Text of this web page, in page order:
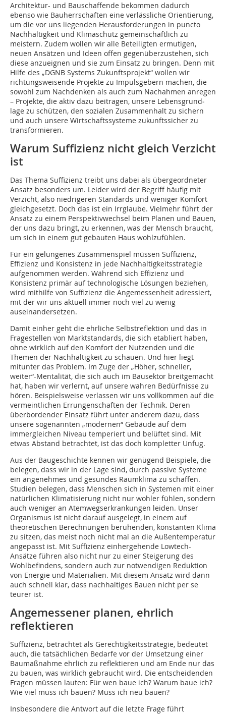
Architektur- und Bauschaffende bekommen dadurch
ebenso wie Bauherrschaften eine ver­lässliche ­Orientierung,
um die vor uns liegenden ­Herausforderungen in puncto
Nachhaltigkeit und Klimaschutz gemeinschaftlich zu
meistern. Zudem wollen wir alle Beteiligten ermutigen,
neuen Ansätzen und Ideen offen gegenüberzustehen, sich
diese anzueignen und sie zum Einsatz zu bringen. Denn mit
Hilfe des „DGNB Systems Zukunftsprojekt“ wollen wir
richtungsweisende Projekte zu Impulsgebern machen, die
sowohl zum Nachdenken als auch zum Nachahmen anregen
– Projekte, die aktiv dazu beitragen, unsere Lebensgrund­
lage zu schützen, den sozialen Zusammenhalt zu sichern
und auch unsere Wirtschaftssysteme zukunftssicher zu
transformieren.
Warum Suffizienz nicht gleich Verzicht
ist
Das Thema Suffizienz treibt uns dabei als übergeordneter
Ansatz besonders um. Leider wird der Begriff häufig mit
Verzicht, also niedrigeren Standards und weniger Komfort
gleichgesetzt. Doch das ist ein Irrglaube. Vielmehr führt der
Ansatz zu einem Perspektivwechsel beim Planen und Bauen,
der uns dazu bringt, zu erkennen, was der Mensch braucht,
um sich in einem gut gebauten Haus wohlzufühlen.
Für ein gelungenes Zusammenspiel müssen Suffizienz,
Effizienz und Konsistenz in jede Nachhaltigkeitsstrategie
aufgenommen werden. Während sich Effizienz und
Konsistenz primär auf technologische Lösungen beziehen,
wird mithilfe von Suffizienz die Angemessenheit adressiert,
mit der wir uns aktuell immer noch viel zu wenig
auseinandersetzen.
Damit einher geht die ehrliche Selbstreflektion und das in
Fragestellen von Marktstandards, die sich etabliert haben,
ohne wirklich auf den Komfort der Nutzenden und die
Themen der Nachhaltigkeit zu schauen. Und hier liegt
mitunter das Problem. Im Zuge der „Höher, schneller,
weiter“-Mentalität, die sich auch im Bausektor breitgemacht
hat, haben wir verlernt, auf unsere wahren Bedürfnisse zu
hören. Beispielsweise verlassen wir uns vollkommen auf die
vermeintlichen Errungenschaften der Technik. Deren
überbordender Einsatz führt unter anderem dazu, dass
unsere sogenannten „modernen“ Gebäude auf dem
immergleichen Niveau temperiert und belüftet sind. Mit
etwas Abstand betrachtet, ist das doch kompletter Unfug.
Aus der Baugeschichte kennen wir genügend Beispiele, die
belegen, dass wir in der Lage sind, durch passive Systeme
ein angenehmes und gesundes Raumklima zu schaffen.
Studien belegen, dass Menschen sich in Systemen mit einer
natürlichen Klimatisierung nicht nur wohler fühlen, sondern
auch weniger an Atemwegserkrankungen leiden. Unser
Organismus ist nicht darauf ausgelegt, in einem auf
theoretischen Berechnungen beruhenden, konstanten Klima
zu sitzen, das meist noch nicht mal an die Außentemperatur
angepasst ist. Mit Suffizienz einhergehende Lowtech-
Ansätze führen also nicht nur zu einer Steigerung des
Wohlbefindens, sondern auch zur notwendigen Reduktion
von Energie und Materialien. Mit diesem Ansatz wird dann
auch schnell klar, dass nachhaltiges Bauen nicht per se
teurer ist.
Angemessener planen, ehrlich
reflektieren
Suffizienz, betrachtet als Gerechtigkeitsstrategie, bedeutet
auch, die tatsächlichen Bedarfe vor der Umsetzung einer
Baumaßnahme ehrlich zu reflektieren und am Ende nur das
zu bauen, was wirklich gebraucht wird. Die entscheidenden
Fragen müssen lauten: Für wen baue ich? Warum baue ich?
Wie viel muss ich bauen? Muss ich neu bauen?
Insbesondere die Antwort auf die letzte Frage führt